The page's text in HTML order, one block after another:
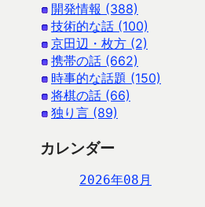
開発情報 (388)
技術的な話 (100)
京田辺・枚方 (2)
携帯の話 (662)
時事的な話題 (150)
将棋の話 (66)
独り言 (89)
カレンダー
2026年08月